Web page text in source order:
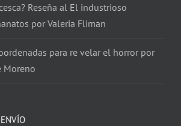
Reseña al El industrioso
por Valeria Fliman
para re velar el horror por
Moreno